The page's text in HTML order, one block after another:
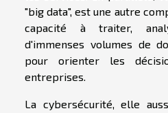
"big data", est une autre
capacité à traiter,
d'immenses volumes de
pour orienter les
entreprises.
La cybersécurité, elle